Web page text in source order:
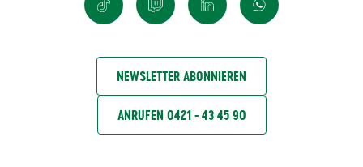
NEWSLETTER ABONNIEREN
ANRUFEN 0421 - 43 45 90